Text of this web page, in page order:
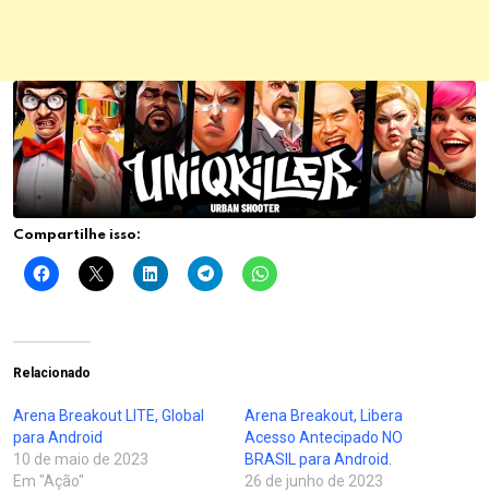
Compartilhe isso:
Relacionado
Arena Breakout LITE, Global
para Android
10 de maio de 2023
Em "Ação"
Arena Breakout, Libera
Acesso Antecipado NO
BRASIL para Android.
26 de junho de 2023